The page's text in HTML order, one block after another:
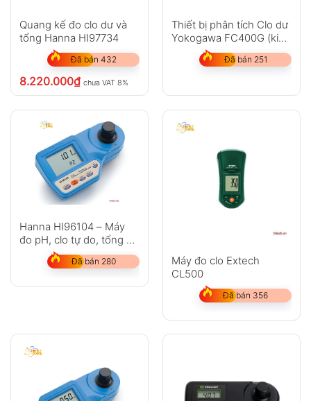
Không có bình luận nào
Quang kế đo clo dư và
tổng Hanna HI97734
Đã bán 432
8.220.000₫ chưa VAT 8%
Thiết bị phân tích Clo dư
Yokogawa FC400G (kiểu
có dùng thuốc thử)
Đã bán 251
Hanna HI96104 – Máy
đo pH, clo tự do, tổng và
axit Cyanuric
Đã bán 280
Máy đo clo Extech
CL500
Đã bán 356